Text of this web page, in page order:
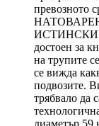
превозното
НАТОВАРЕНИ
ИСТИНСКИ
достоен за
на трупите
се вижда
подвозите.
трябвало да